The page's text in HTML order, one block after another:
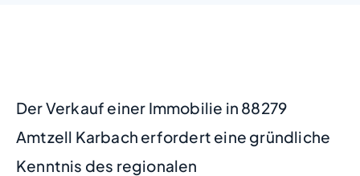
Der Verkauf einer Immobilie in 88279
Amtzell Karbach erfordert eine gründliche
Kenntnis des regionalen